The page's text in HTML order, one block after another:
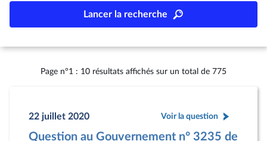
Lancer la recherche
Page n°1 : 10 résultats affichés sur un total de 775
22 juillet 2020 Voir la question
Question au Gouvernement n° 3235 de